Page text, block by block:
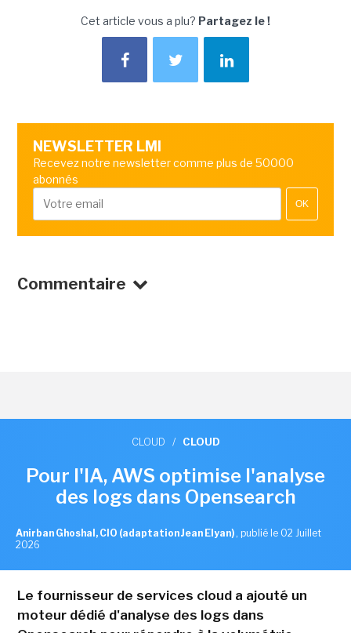
Cet article vous a plu? Partagez le !
NEWSLETTER LMI
Recevez notre newsletter comme plus de 50000
abonnés
OK
Commentaire
CLOUD / CLOUD
Pour l'IA, AWS optimise l'analyse
des logs dans Opensearch
Anirban Ghoshal, CIO (adaptation Jean Elyan) , publié le 02 Juillet
2026
Le fournisseur de services cloud a ajouté un
moteur dédié d'analyse des logs dans